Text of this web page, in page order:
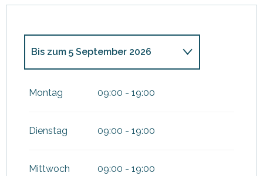
Juni 2026
Bis zum 5 September 2026
zum
Montag 09:00 - 19:00
Dienstag 09:00 - 19:00
Mittwoch 09:00 - 19:00